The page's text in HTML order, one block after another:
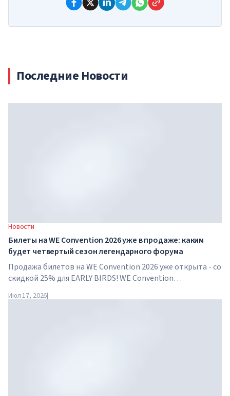
Последние Новости
Новости
Билеты на WE Convention 2026 уже в продаже: каким
будет четвертый сезон легендарного форума
Продажа билетов на WE Convention 2026 уже открыта - со
скидкой 25% для EARLY BIRDS! WE Convention
2026 года форум пройдет в SO/ Uptown Dubai и соберет
Июл 17, 2026|